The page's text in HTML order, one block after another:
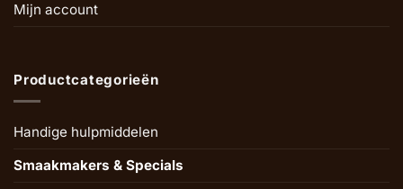
Mijn account
Productcategorieën
Handige hulpmiddelen
Smaakmakers & Specials